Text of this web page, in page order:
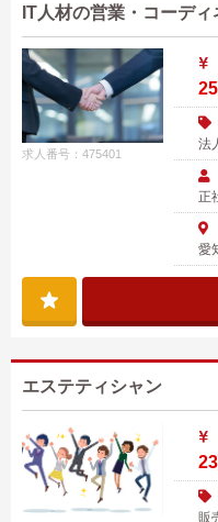
IT人材の営業・コーデ
求人番号：475401
法
正
愛
エステティシャン
販